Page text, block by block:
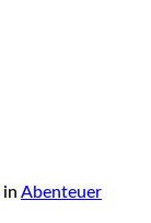
in Abenteuer